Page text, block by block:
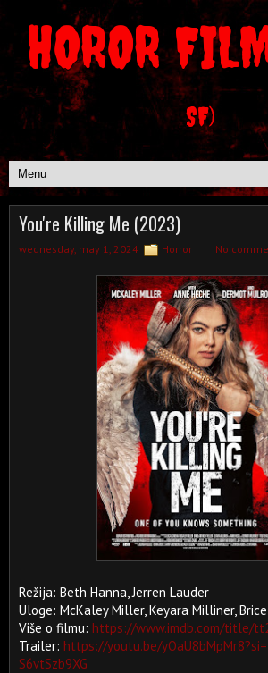
HOROR
SF)
You're Killing Me (2023)
wednesday, may 1, 2024 Horror No
Režija: Beth Hanna, Jerren Lauder
Uloge: McKaley Miller, Keyara Milliner,
Više o filmu: https://www.imdb.com/title/
Trailer: https://youtu.be/
S6vtSzb9XG